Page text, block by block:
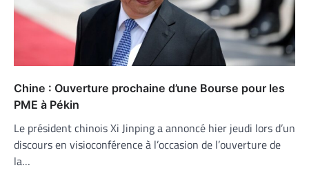
Chine : Ouverture prochaine d’une Bourse pour les
PME à Pékin
Le président chinois Xi Jinping a annoncé hier jeudi lors d’un
discours en visioconférence à l’occasion de l’ouverture de
la…